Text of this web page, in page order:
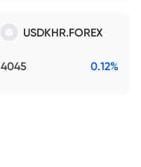
USDKHR.FOREX
4045 0.12%